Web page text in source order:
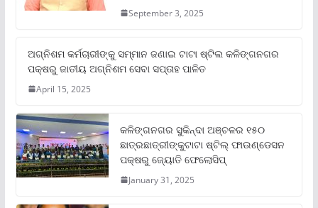
September 3, 2025
ଅଗ୍ନିଶମ କର୍ମଚାରୀଙ୍କୁ ସମ୍ମାନ ଜଣାଇ ଟାଟା ଷ୍ଟିଲ କଳିଙ୍ଗନଗର
ପକ୍ଷରୁ ଜାତୀୟ ଅଗ୍ନିଶମ ସେବା ସପ୍ତାହ ପାଳିତ
April 15, 2025
କଳିଙ୍ଗନଗର ସୁକିନ୍ଦା ଅଞ୍ଚଳର ୧୫୦
ଛାତ୍ରଛାତ୍ରୀଙ୍କୁଟାଟା ଷ୍ଟିଲ୍ ଫାଉଣ୍ଡେସନ
ପକ୍ଷରୁ ଜ୍ୟୋତି ଫେଲୋସିପ୍‌
January 31, 2025